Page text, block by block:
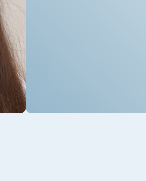
Комплексное преображение
Благодаря сочетанию услуг перманентного
макияжа и косметологии, мы предлагаем
клиентам уникальные преимущества
с несколькими зонами лица разными
методиками.